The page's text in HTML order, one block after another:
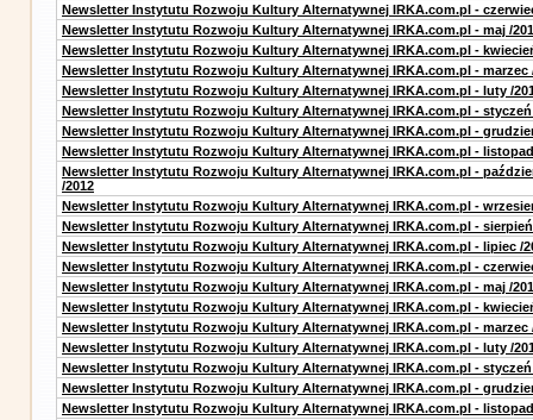
Newsletter Instytutu Rozwoju Kultury Alternatywnej IRKA.com.pl -
Newsletter Instytutu Rozwoju Kultury Alternatywnej IRKA.com.pl - maj /
Newsletter Instytutu Rozwoju Kultury Alternatywnej IRKA.com.pl -
Newsletter Instytutu Rozwoju Kultury Alternatywnej IRKA.com.pl - marzec
Newsletter Instytutu Rozwoju Kultury Alternatywnej IRKA.com.pl - luty /
Newsletter Instytutu Rozwoju Kultury Alternatywnej IRKA.com.pl - styczeń
Newsletter Instytutu Rozwoju Kultury Alternatywnej IRKA.com.pl -
Newsletter Instytutu Rozwoju Kultury Alternatywnej IRKA.com.pl - listopad
Newsletter Instytutu Rozwoju Kultury Alternatywnej IRKA.com.pl -
/2012
Newsletter Instytutu Rozwoju Kultury Alternatywnej IRKA.com.pl -
Newsletter Instytutu Rozwoju Kultury Alternatywnej IRKA.com.pl - sierpień
Newsletter Instytutu Rozwoju Kultury Alternatywnej IRKA.com.pl - lipiec /
Newsletter Instytutu Rozwoju Kultury Alternatywnej IRKA.com.pl -
Newsletter Instytutu Rozwoju Kultury Alternatywnej IRKA.com.pl - maj /
Newsletter Instytutu Rozwoju Kultury Alternatywnej IRKA.com.pl -
Newsletter Instytutu Rozwoju Kultury Alternatywnej IRKA.com.pl - marzec
Newsletter Instytutu Rozwoju Kultury Alternatywnej IRKA.com.pl - luty /
Newsletter Instytutu Rozwoju Kultury Alternatywnej IRKA.com.pl - styczeń
Newsletter Instytutu Rozwoju Kultury Alternatywnej IRKA.com.pl -
Newsletter Instytutu Rozwoju Kultury Alternatywnej IRKA.com.pl - listopad